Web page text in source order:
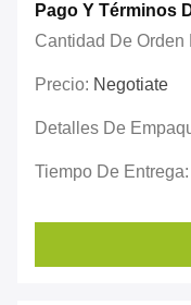
Pago Y Términos
Cantidad De Orden
Precio: Negotiate
Detalles De
Tiempo De Entrega: